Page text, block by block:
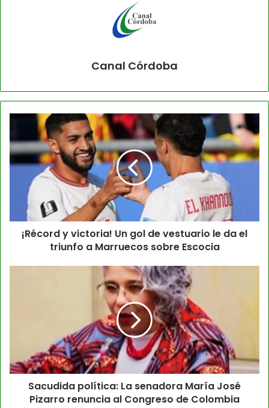
Canal Córdoba
¡Récord y victoria! Un gol de vestuario le da el
triunfo a Marruecos sobre Escocia
Sacudida política: La senadora María José
Pizarro renuncia al Congreso de Colombia